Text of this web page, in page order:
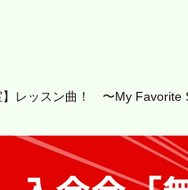
】レッスン曲！ 〜My Favorite